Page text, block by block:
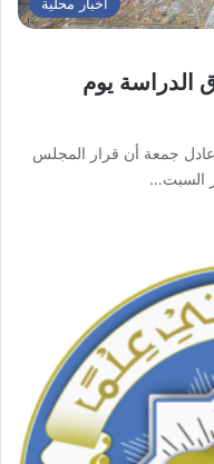
الدراسة يوم
عادل جمعة أن قرار المجلس